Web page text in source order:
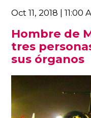
Oct 11, 2018 | 11:00
Hombre de
tres
sus órganos